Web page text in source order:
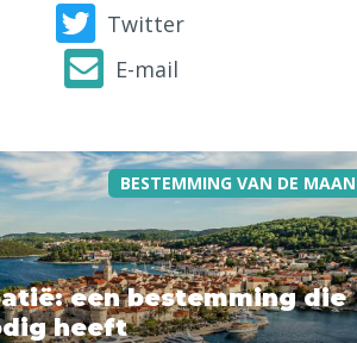
Twitter
E-mail
BESTEMMING VAN DE
een bestemming die
heeft